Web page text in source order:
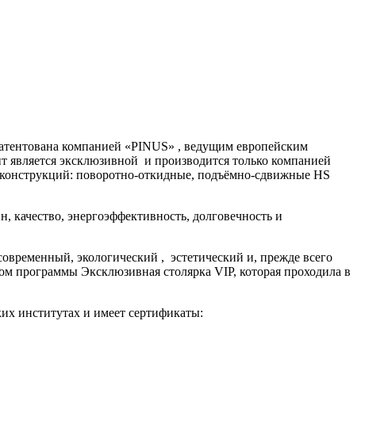
компанией «PINUS» , ведущим европейским
эксклюзивной и производится только компанией
поворотно-откидные, подъёмно-сдвижные HS
энергоэффективность, долговечность и
экологический , эстетический и, прежде всего
программы Эксклюзивная столярка VIP, которая проходила в
институтах и имеет сертификаты: